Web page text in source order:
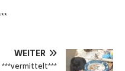
WEITER
***vermittelt***